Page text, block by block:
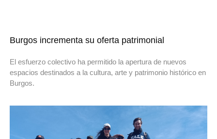
Burgos incrementa su oferta patrimonial
El esfuerzo colectivo ha permitido la apertura de nuevos
espacios destinados a la cultura, arte y patrimonio histórico en
Burgos.